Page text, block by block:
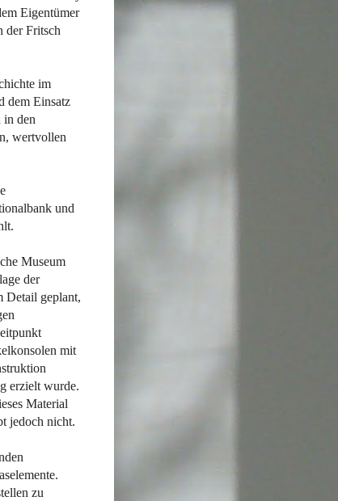
Eigentümer
der Fritsch
im
dem Einsatz
in den
wertvollen
und
Museum
der
Detail geplant,
mit
erzielt wurde.
Material
jedoch nicht.
zu